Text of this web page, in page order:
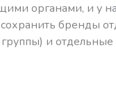
органами, и у
сохранить бренды
и